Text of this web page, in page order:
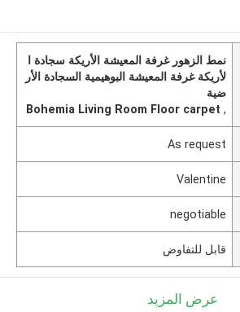
نمط الزهور غرفة المعيشة الأريكة سجادة ا
لأريكة غرفة المعيشة البوهيمية السجادة الأر
ضية
,
Bohemia Living Room Floor carpet
As request
Valentine
negotiable
قابل للتفاوض
عرض المزيد